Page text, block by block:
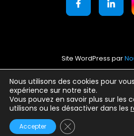
Nous utilisons des cookies pour
expérience sur notre site.
Vous pouvez en savoir plus sur les
utilisons ou les désactiver dans les
Accepter Fermer la bannière
Site WordPress par
Mentions
Conditions générales
Politique de